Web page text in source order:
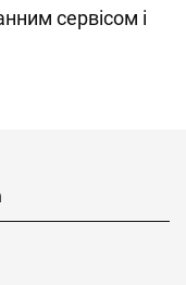
сервісом і